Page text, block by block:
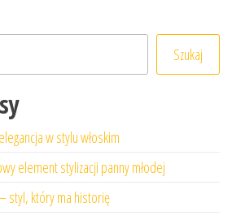
Szukaj
w stylu włoskim
element stylizacji panny młodej
styl, który ma historię